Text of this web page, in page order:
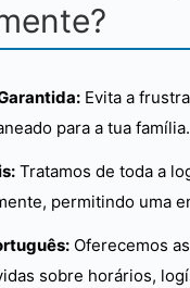
Evita a
para a tua família.
Tratamos de toda a
permitindo uma
Oferecemos
sobre horários,